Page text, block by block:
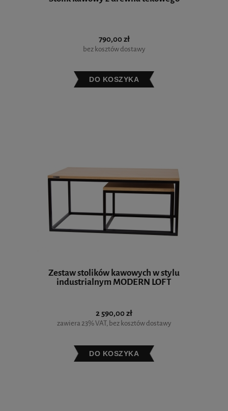
790,00 zł
bez kosztów dostawy
DO KOSZYKA
Zestaw stolików kawowych w stylu
industrialnym MODERN LOFT
2 590,00 zł
zawiera 23% VAT, bez kosztów dostawy
DO KOSZYKA